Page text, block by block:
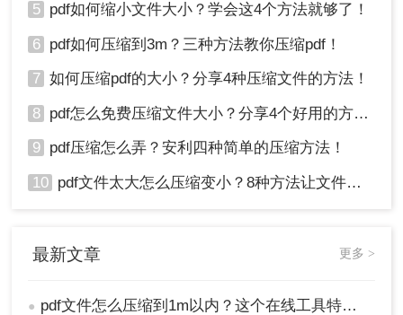
5 pdf如何缩小文件大小？学会这4个方法就够了！
6 pdf如何压缩到3m？三种方法教你压缩pdf！
7 如何压缩pdf的大小？分享4种压缩文件的方法！
8 pdf怎么免费压缩文件大小？分享4个好用的方法，简单又快捷！
9 pdf压缩怎么弄？安利四种简单的压缩方法！
10 pdf文件太大怎么压缩变小？8种方法让文件轻松"瘦身"！
最新文章 更多 >
● pdf文件怎么压缩到1m以内？这个在线工具特别简单，可一键搞定PDF文件压缩！